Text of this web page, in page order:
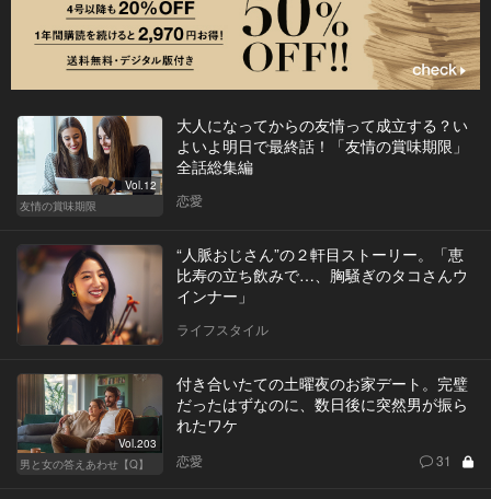
Vol.12
友情の賞味期限
大人になってからの友情って成立する？い
よいよ明日で最終話！「友情の賞味期限」
全話総集編
恋愛
“人脈おじさん”の２軒目ストーリー。「恵
比寿の立ち飲みで…、胸騒ぎのタコさんウ
インナー」
ライフスタイル
Vol.203
男と女の答えあわせ【Q】
付き合いたての土曜夜のお家デート。完璧
だったはずなのに、数日後に突然男が振ら
れたワケ
恋愛 31